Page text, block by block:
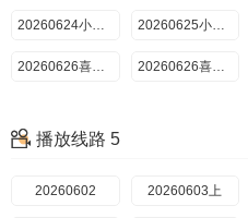
20260729纯享（一） 20260729纯享（二）
20260730纯享（三） 20260730纯享（四）
20260805（一）
20260806（三） 20260806（四）
20260707喜欢你日记 20260708上
20260708中小屋纯享 20260709超长抢先
20260714喜欢你日记
二 三
20260624小屋纯享（二） 20260625小屋纯享（三）
20260626喜欢磕我也是 20260626喜欢你日记
20260702纯享（四）
20260705陪看 20260706喜欢你日记
播放线路 5
20260602 20260603上